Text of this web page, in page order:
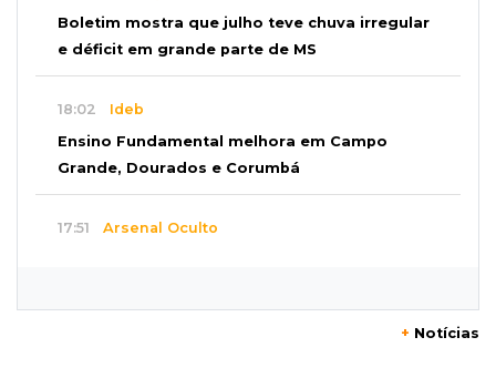
Boletim mostra que julho teve chuva irregular
e déficit em grande parte de MS
18:02 Ideb
Ensino Fundamental melhora em Campo
Grande, Dourados e Corumbá
17:51 Arsenal Oculto
+ Notícias